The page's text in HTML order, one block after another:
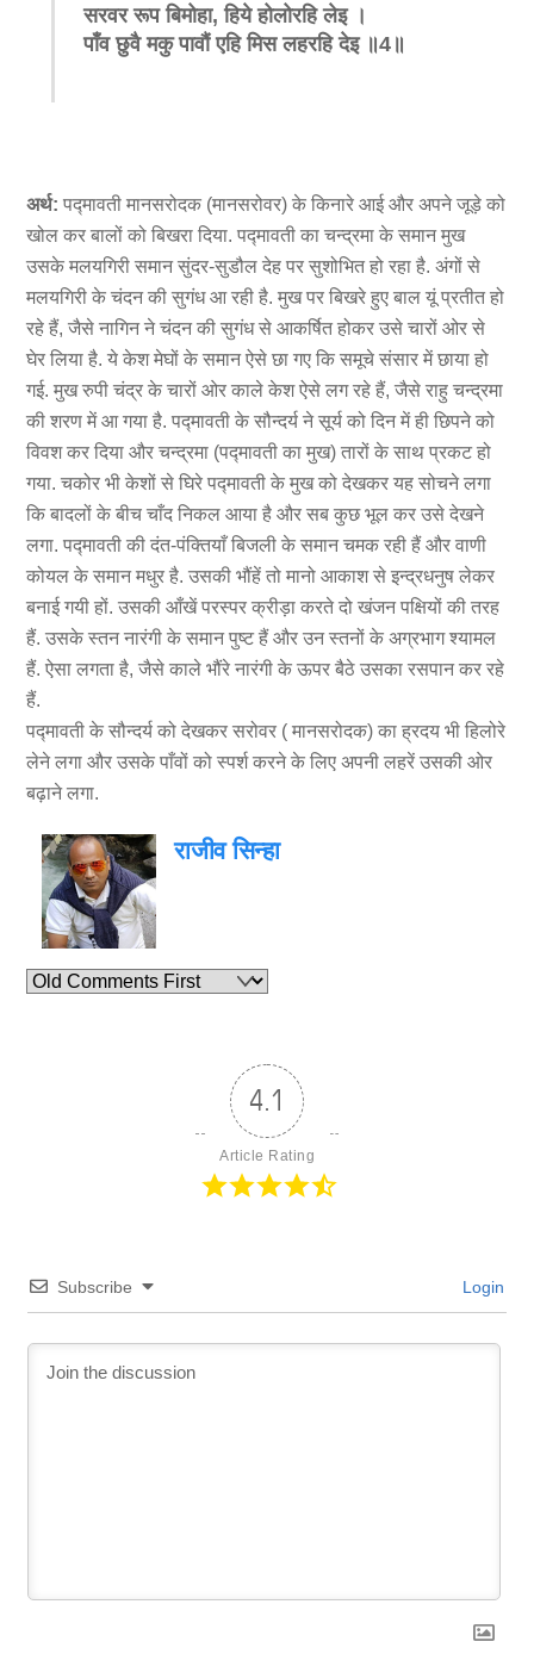
सरवर रूप बिमोहा,हिये होलोरहि लेइ ।
पाँव छुवै मकु पावौं एहि मिस लहरहि देइ ॥4 ॥
अर्थ: पद्मावती मानसरोदक (मानसरोवर) के किनारे आई और अपने जूड़े को
खोल कर बालों को बिखरा दिया. पद्मावती का चन्द्रमा के समान मुख
उसके मलयगिरी समान सुंदर-सुडौल देह पर सुशोभित हो रहा है. अंगों से
मलयगिरी के चंदन की सुगंध आ रही है. मुख पर बिखरे हुए बाल यूं प्रतीत हो
रहे हैं, जैसे नागिन ने चंदन की सुगंध से आकर्षित होकर उसे चारों ओर से
घेर लिया है. ये केश मेघों के समान ऐसे छा गए कि समूचे संसार में छाया हो
गई. मुख रुपी चंद्र के चारों ओर काले केश ऐसे लग रहे हैं, जैसे राहु चन्द्रमा
की शरण में आ गया है. पद्मावती के सौन्दर्य ने सूर्य को दिन में ही छिपने को
विवश कर दिया और चन्द्रमा (पद्मावती का मुख) तारों के साथ प्रकट हो
गया. चकोर भी केशों से घिरे पद्मावती के मुख को देखकर यह सोचने लगा
कि बादलों के बीच चाँद निकल आया है और सब कुछ भूल कर उसे देखने
लगा. पद्मावती की दंत-पंक्तियाँ बिजली के समान चमक रही हैं और वाणी
कोयल के समान मधुर है. उसकी भौंहें तो मानो आकाश से इन्द्रधनुष लेकर
बनाई गयी हों. उसकी आँखें परस्पर क्रीड़ा करते दो खंजन पक्षियों की तरह
हैं. उसके स्तन नारंगी के समान पुष्ट हैं और उन स्तनों के अग्रभाग श्यामल
हैं. ऐसा लगता है, जैसे काले भौंरे नारंगी के ऊपर बैठे उसका रसपान कर रहे
हैं.
पद्मावती के सौन्दर्य को देखकर सरोवर ( मानसरोदक) का ह्रदय भी हिलोरे
लेने लगा और उसके पाँवों को स्पर्श करने के लिए अपनी लहरें उसकी ओर
बढ़ाने लगा.
राजीव सिन्हा
4.1
Article Rating
Subscribe Login